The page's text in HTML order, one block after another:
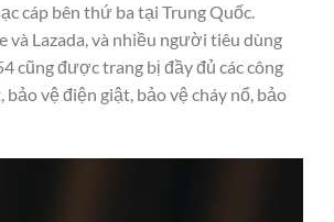
cáp bên thứ ba tại Trung Quốc.
và Lazada, và nhiều người tiêu dùng
cũng được trang bị đầy đủ các công
vệ điện giật, bảo vệ cháy nổ, bảo